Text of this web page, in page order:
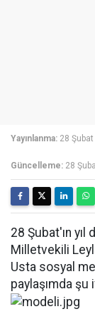
Yayınlanma: 28
Güncelleme: 28
28 Şubat'ın
Milletvekili
Usta sosyal
paylaşımda şu